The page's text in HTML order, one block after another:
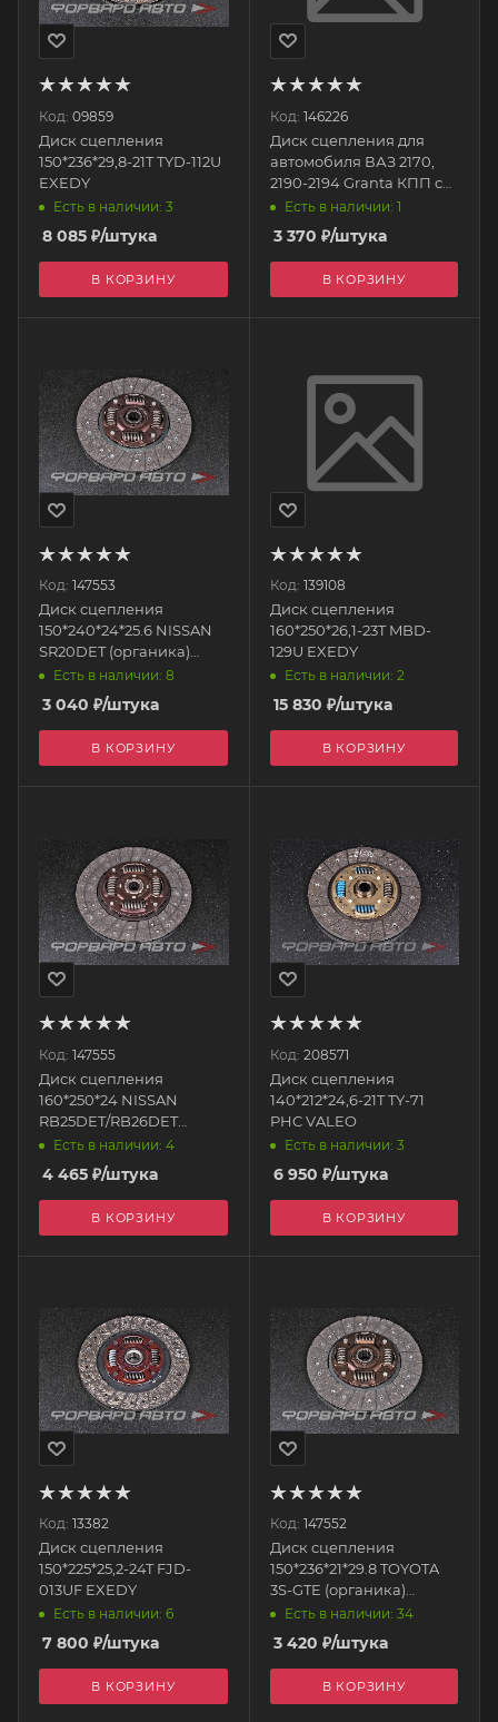
Код: 09859
Диск сцепления
150*236*29,8-21T TYD-112U
EXEDY
Есть в наличии: 3
8 085 ₽/штука
В КОРЗИНУ
Код: 146226
Диск сцепления для
автомобиля ВАЗ 2170,
2190-2194 Granta КПП с
тросовым приводом
21703-1601130-00 ВИС
Есть в наличии: 1
3 370 ₽/штука
В КОРЗИНУ
Код: 147553
Диск сцепления
150*240*24*25.6 NISSAN
SR20DET (органика)
MCHNSR MENSCH
Есть в наличии: 8
3 040 ₽/штука
В КОРЗИНУ
Код: 139108
Диск сцепления
160*250*26,1-23T MBD-
129U EXEDY
Есть в наличии: 2
15 830 ₽/штука
В КОРЗИНУ
Код: 147555
Диск сцепления
160*250*24 NISSAN
RB25DET/RB26DET
(органика) MCHNRB
MENSCH
Есть в наличии: 4
4 465 ₽/штука
В КОРЗИНУ
Код: 208571
Диск сцепления
140*212*24,6-21T TY-71
PHC VALEO
Есть в наличии: 3
6 950 ₽/штука
В КОРЗИНУ
Код: 13382
Диск сцепления
150*225*25,2-24T FJD-
013UF EXEDY
Есть в наличии: 6
7 800 ₽/штука
В КОРЗИНУ
Код: 147552
Диск сцепления
150*236*21*29.8 TOYOTA
3S-GTE (органика)
MCHT3S MENSCH
Есть в наличии: 34
3 420 ₽/штука
В КОРЗИНУ